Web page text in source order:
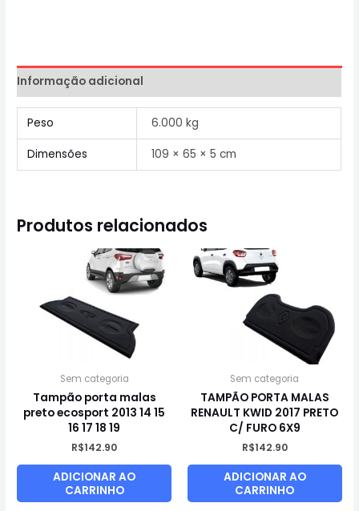
Informação adicional
Peso 6.000 kg
Dimensões 109 × 65 × 5 cm
Produtos relacionados
Sem categoria
Tampão porta malas
preto ecosport 2013 14 15
16 17 18 19
R$142.90
ADICIONAR AO
CARRINHO
Sem categoria
TAMPÃO PORTA MALAS
RENAULT KWID 2017 PRETO
C/ FURO 6X9
R$142.90
ADICIONAR AO
CARRINHO